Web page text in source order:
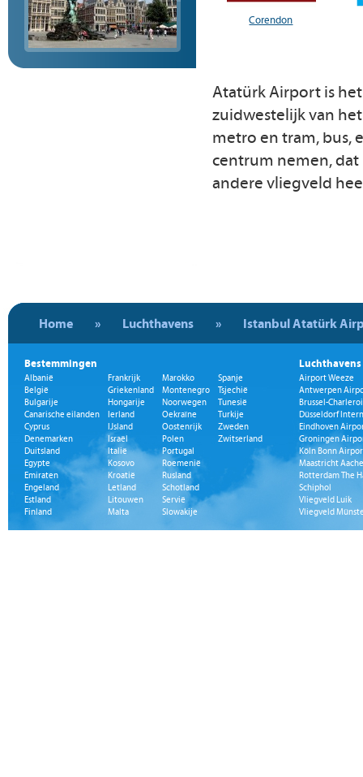
Corendon
Atatürk Airport is
zuidwestelijk van
metro en tram, bus,
centrum nemen,
andere vliegveld
Home » Luchthavens » Istanbul Atatürk
Bestemmingen
Albanië
België
Bulgarije
Canarische eilanden
Cyprus
Denemarken
Duitsland
Egypte
Emiraten
Engeland
Estland
Finland
Frankrijk
Griekenland
Hongarije
Ierland
IJsland
Israël
Italië
Kosovo
Kroatië
Letland
Litouwen
Malta
Marokko
Montenegro
Noorwegen
Oekraïne
Oostenrijk
Polen
Portugal
Roemenië
Rusland
Schotland
Servië
Slowakije
Spanje
Tsjechië
Tunesië
Turkije
Zweden
Zwitserland
Luchthavens
Airport Weeze
Antwerpen
Brussel-
Düsseldorf
Eindhoven
Groningen
Köln Bonn
Maastricht
Rotterdam The
Schiphol
Vliegveld Luik
Vliegveld